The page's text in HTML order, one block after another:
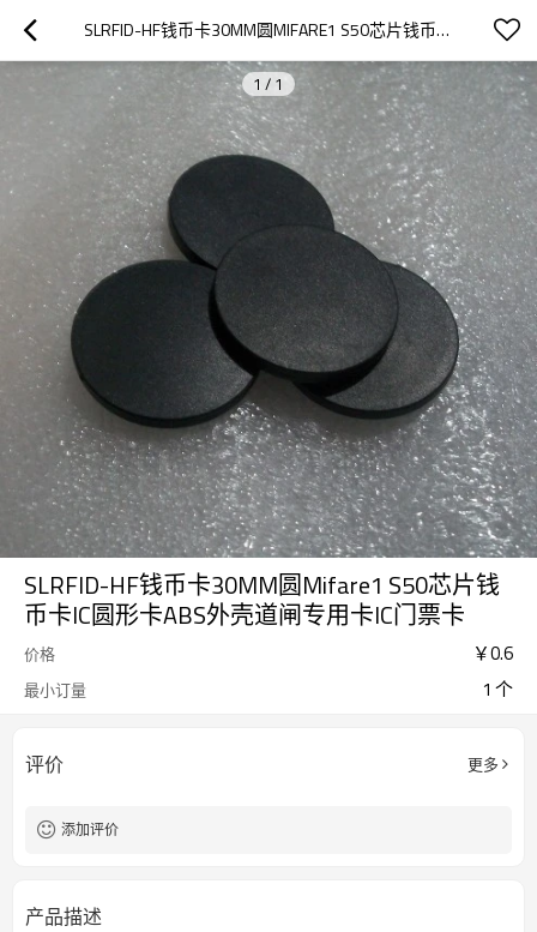
SLRFID-HF钱币卡30MM圆MIFARE1 S50芯片钱币卡IC圆形卡ABS外壳道闸专用卡IC门票卡
1 / 1
SLRFID-HF钱币卡30MM圆Mifare1 S50芯片钱
币卡IC圆形卡ABS外壳道闸专用卡IC门票卡
价格 ￥0.6
最小订量 1 个
评价 更多
添加评价
产品描述